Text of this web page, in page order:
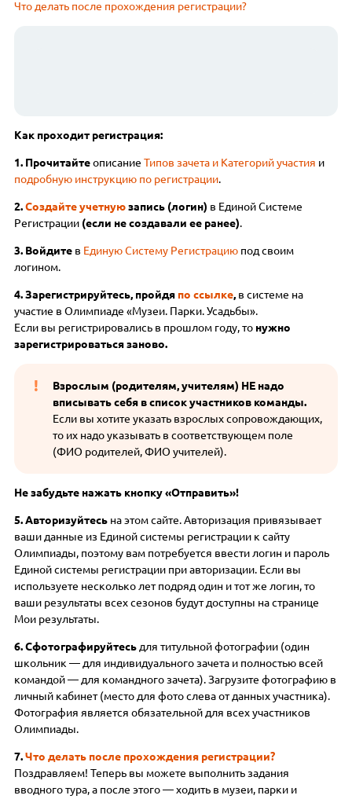
Что делать после прохождения регистрации?
Как проходит регистрация:
1. ПрочитайтеописаниеТипов зачета и Категорий участия и
подробную инструкцию по регистрации.
2.Создайте учетнуюзапись (логин) в Единой Системе
Регистрации (если не создавали ее ранее).
3. Войдите в Единую Систему Регистрацию под своим
логином.
4. Зарегистрируйтесь, пройдя по ссылке, в системе на
участие в Олимпиаде «Музеи. Парки. Усадьбы».
Если вы регистрировались в прошлом году, то нужно
зарегистрироваться заново.
Взрослым (родителям, учителям) НЕ надо
вписывать себя в список участников команды.
Если вы хотите указать взрослых сопровождающих,
то их надо указывать в соответствующем поле
(ФИО родителей, ФИО учителей).
Не забудьте нажать кнопку «Отправить»!
5. Авторизуйтесь на этом сайте. Авторизация привязывает
ваши данные из Единой системы регистрации к сайту
Олимпиады, поэтому вам потребуется ввести логин и пароль
Единой системы регистрации при авторизации. Если вы
используете несколько лет подряд один и тот же логин, то
ваши результаты всех сезонов будут доступны на странице
Мои результаты.
6. Сфотографируйтесь для титульной фотографии (один
школьник — для индивидуального зачета и полностью всей
командой — для командного зачета). Загрузите фотографию в
личный кабинет (место для фото слева от данных участника).
Фотография является обязательной для всех участников
Олимпиады.
7.Что делать после прохождения регистрации?
Поздравляем! Теперь вы можете выполнить задания
вводного тура, а после этого — ходить в музеи, парки и